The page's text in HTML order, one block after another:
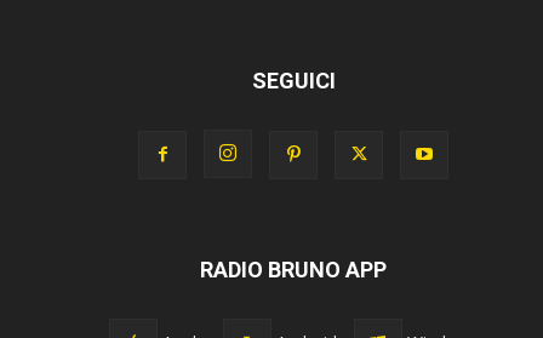
SEGUICI
RADIO BRUNO APP